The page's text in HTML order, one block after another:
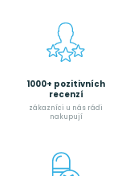
1000+ pozitivních
recenzí
zákazníci u nás rádi
nakupují